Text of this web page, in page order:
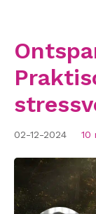
02-12-2024 10